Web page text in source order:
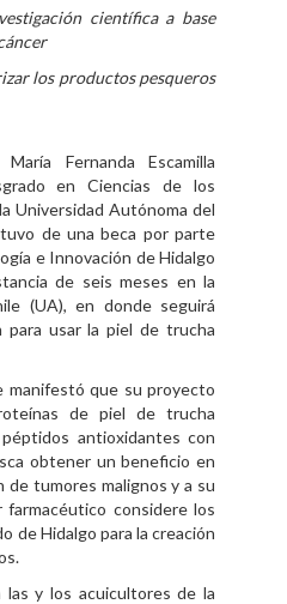
científica a base
los productos pesqueros
Fernanda Escamilla
en Ciencias de los
Universidad Autónoma del
de una beca por parte
e Innovación de Hidalgo
de seis meses en la
(UA), en donde seguirá
para usar la piel de trucha
manifestó que su proyecto
de piel de trucha
antioxidantes con
obtener un beneficio en
de tumores malignos y a su
considere los
de Hidalgo para la creación
las y los acuicultores de la